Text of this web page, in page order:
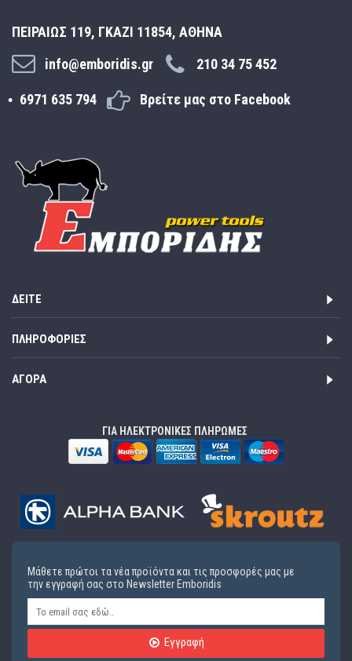
ΠΕΙΡΑΙΩΣ 119, ΓΚΑΖΙ 11854, ΑΘΗΝΑ
info@emboridis.gr
210 34 75 452
6971 635 794 Βρείτε μας στο Facebook
ΔΕΊΤΕ
ΠΛΗΡΟΦΟΡΊΕΣ
ΑΓΟΡΆ
ΓΙΑ ΗΛΕΚΤΡΟΝΙΚΕΣ ΠΛΗΡΩΜΕΣ
Μάθετε πρώτοι τα νέα προϊόντα και τις προσφορές μας με
την εγγραφή σας στο Newsletter Emboridis
Εγγραφή